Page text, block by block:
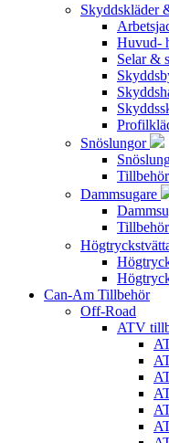
Skyddskläder
Huvud-
Selar &
Snöslungor
Dammsugare
Can-Am Tillbehör
Off-Road
ATV